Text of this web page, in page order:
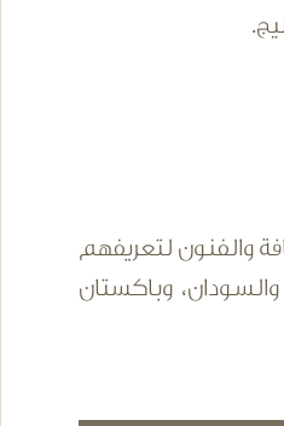
الثقافة والفنون لتعريفهم
وباكستان